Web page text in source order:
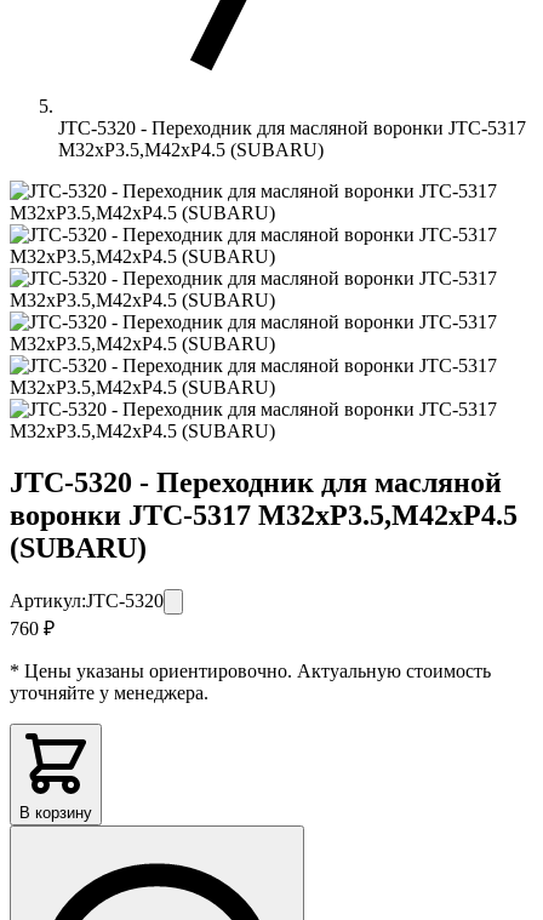
JTC-5320 - Переходник для масляной воронки JTC-5317
M32хP3.5,M42хP4.5 (SUBARU)
JTC-5320 - Переходник для масляной
воронки JTC-5317 M32хP3.5,M42хP4.5
(SUBARU)
Артикул:JTC-5320
760 ₽
* Цены указаны ориентировочно. Актуальную стоимость
уточняйте у менеджера.
В корзину